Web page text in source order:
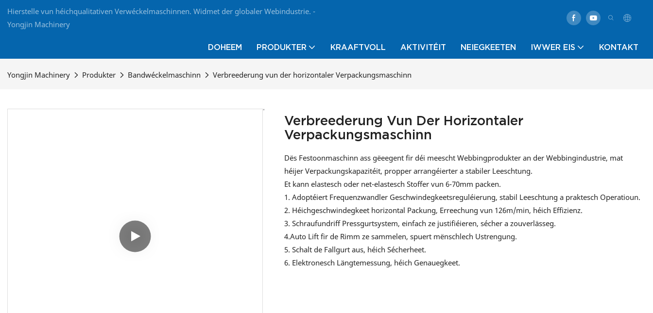
Hierstelle vun héichqualitativen Verwéckelmaschinnen. Widmet der globaler Webindustrie. -
Yongjin Machinery
DOHEEM PRODUKTER KRAAFTVOLL AKTIVITÉIT NEIEGKEETEN IWWER EIS KONTAKT
Yongjin Machinery Produkter Bandwéckelmaschinn Verbreederung vun der horizontaler Verpackungsmaschinn
Verbreederung Vun Der Horizontaler
Verpackungsmaschinn
Dës Festoonmaschinn ass gëeegent fir déi meescht Webbingprodukter an der Webbingindustrie, mat
héijer Verpackungskapazitéit, propper arrangéierter a stabiler Leeschtung.
Et kann elastesch oder net-elastesch Stoffer vun 6-70mm packen.
1. Adoptéiert Frequenzwandler Geschwindegkeetsreguléierung, stabil Leeschtung a praktesch Operatioun.
2. Héichgeschwindegkeet horizontal Packung, Erreechung vun 126m/min, héich Effizienz.
3. Schraufundriff Pressgurtsystem, einfach ze justifiéieren, sécher a zouverlässeg.
4.Auto Lift fir de Rimm ze sammelen, spuert mënschlech Ustrengung.
5. Schalt de Fallgurt aus, héich Sécherheet.
6. Elektronesch Längtemessung, héich Genauegkeet.